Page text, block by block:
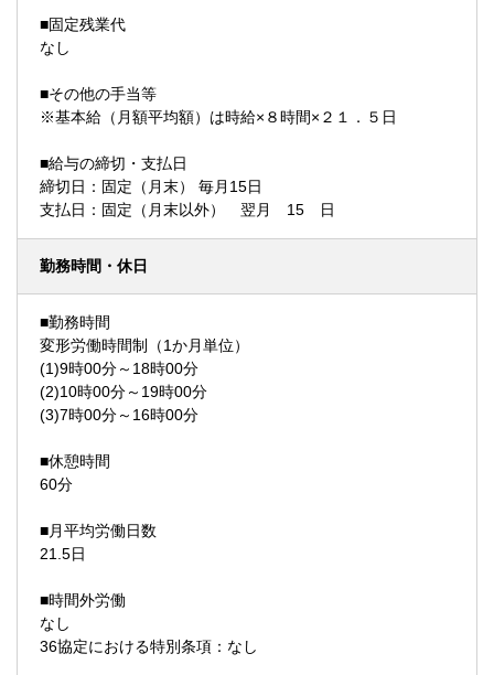
■固定残業代
なし
■その他の手当等
※基本給（月額平均額）は時給×８時間×２１．５日
■給与の締切・支払日
締切日：固定（月末） 毎月15日
支払日：固定（月末以外） 翌月 15 日
勤務時間・休日
■勤務時間
変形労働時間制（1か月単位）
(1)9時00分～18時00分
(2)10時00分～19時00分
(3)7時00分～16時00分
■休憩時間
60分
■月平均労働日数
21.5日
■時間外労働
なし
36協定における特別条項：なし